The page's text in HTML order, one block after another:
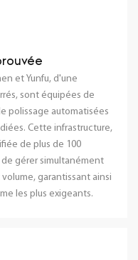
et Yunfu, d'une
sont équipées de
polissage automatisées
Cette infrastructure,
de plus de 100
gérer simultanément
garantissant ainsi
les plus exigeants.